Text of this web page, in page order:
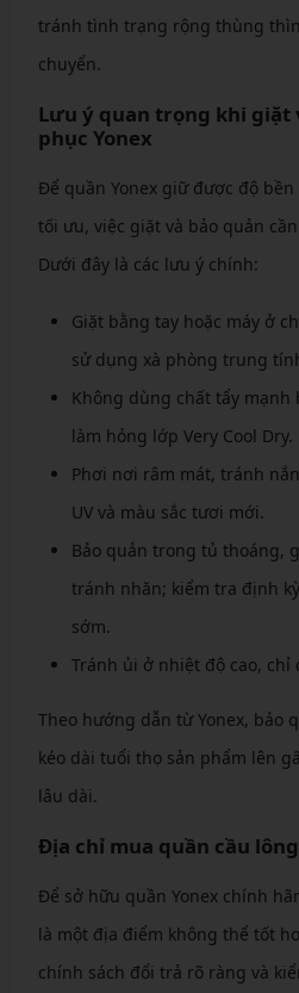
tránh tình trạng rộng thùng
chuyển.
Lưu ý quan trọng khi giặt
phục Yonex
Để quần Yonex giữ được độ
tối ưu, việc giặt và bảo quản
Dưới đây là các lưu ý chính:
Giặt bằng tay hoặc máy ở
sử dụng xà phòng trung
Không dùng chất tẩy mạnh
làm hỏng lớp Very Cool Dry.
Phơi nơi râm mát, tránh
UV và màu sắc tươi mới.
Bảo quản trong tủ thoáng,
tránh nhăn; kiểm tra định
sớm.
Tránh ủi ở nhiệt độ cao,
Theo hướng dẫn từ Yonex, bảo
kéo dài tuổi thọ sản phẩm lên
lâu dài.
Địa chỉ mua quần cầu
Để sở hữu quần Yonex chính
là một địa điểm không thể tốt
chính sách đổi trả rõ ràng và